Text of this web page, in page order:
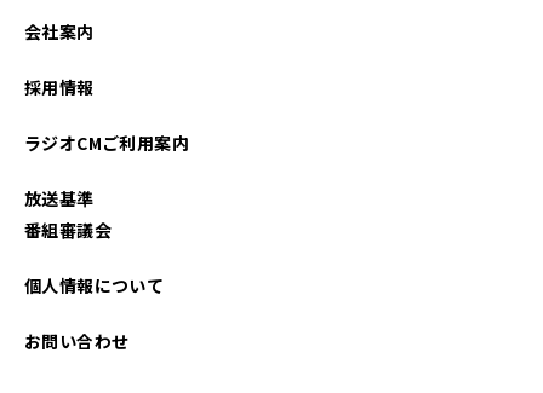
会社案内
採用情報
ラジオCMご利用案内
放送基準
番組審議会
個人情報について
お問い合わせ